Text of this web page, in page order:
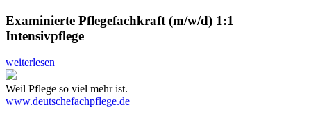
Examinierte Pflegefachkraft (m/w/d) 1:1
Intensivpflege
weiterlesen
Weil Pflege so viel mehr ist.
www.deutschefachpflege.de